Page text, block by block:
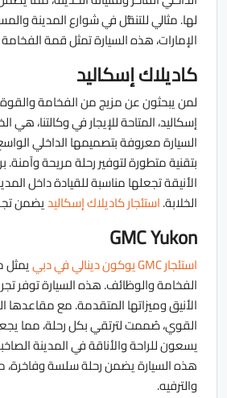
لها. مثالي للتنقُّل في شوارع المدينة
الإمارات، هذه السيارة تمثل قمة
كاديلاك إسكاليد
لمن يبحثون عن مزيج من الفخامة
إسكاليد، المتاحة للإيجار في وكالتنا، هي
السيارة معروفة بتصميمها الداخلي
بتقنية متطورة لتوفير رحلة مريحة وآمنة.
الأنيقة تجعلها مناسبة للقيادة داخل
الخلابة.استئجار كاديلاك إسكاليديضمن
GMC Yukon
استئجار GMC يوكون دينالي في دبي
يمثل
الفخامة والوظائف. هذه السيارة توفر
الأنيق وميزاتها المتقدمة. مع مقاعدها
القوي، صُممت لترتقي بكل رحلة، مما
يسعون للراحة والأناقة في المدينة
هذه السيارة يضمن رحلة سلسة وفاخرة،
والترفيه.